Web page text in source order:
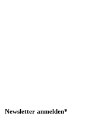
Newsletter anmelden*